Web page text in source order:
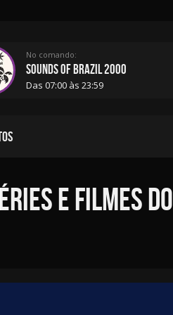
No comando:
SOUNDS OF BRAZIL 2000
Das 07:00 às 23:59
e filmes do